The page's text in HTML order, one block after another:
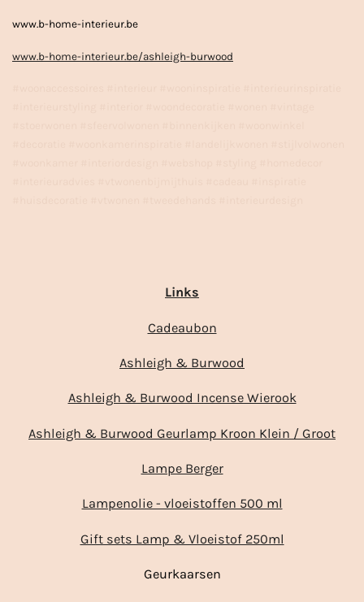
www.b-home-interieur.be
www.b-home-interieur.be/ashleigh-burwood
Links
Cadeaubon
Ashleigh & Burwood
Ashleigh & Burwood Incense Wierook
Ashleigh & Burwood Geurlamp Kroon Klein / Groot
Lampe Berger
Lampenolie - vloeistoffen 500 ml
Gift sets Lamp & Vloeistof 250ml
Geurkaarsen